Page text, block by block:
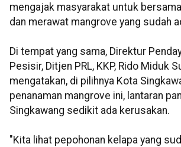
mengajak masyarakat untuk
dan merawat mangrove yang sudah
Di tempat yang sama, Direktur
Pesisir, Ditjen PRL, KKP, Rido Miduk
mengatakan, di pilihnya Kota
penanaman mangrove ini, lantaran
Singkawang sedikit ada kerusakan.
"Kita lihat pepohonan kelapa yang